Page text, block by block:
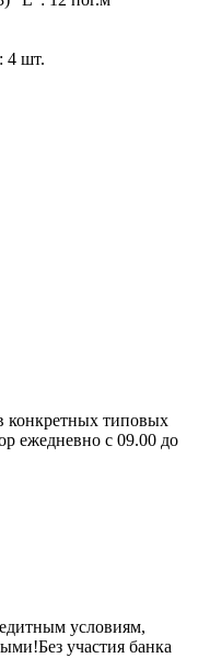
4 шт.
конкретных типовых
ежедневно с 09.00 до
условиям,
Без участия банка